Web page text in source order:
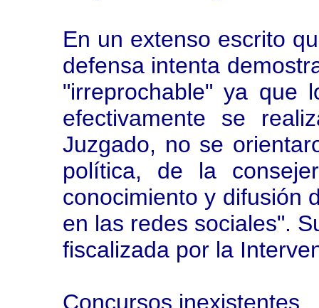
En un extenso escrito
defensa intenta
"irreprochable" ya que
efectivamente se
Juzgado, no se
política, de la
conocimiento y difusión
en las redes sociales".
fiscalizada por la
Concursos inexistentes